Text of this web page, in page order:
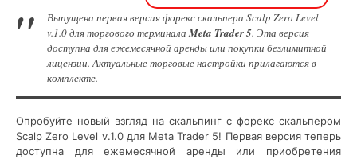
История
обновлений
Igor
Kalinin
8
0
Выпущена первая версия форекс скальпера Scalp Zero Level
v.1.0 для торгового терминала Meta Trader 5. Эта версия
доступна для ежемесячной аренды или покупки безлимитной
лицензии. Актуальные торговые настройки прилагаются в
комплекте.
Опробуйте новый взгляд на скальпинг с форекс скальпером
Scalp Zero Level v.1.0 для Meta Trader 5! Первая версия теперь
доступна для ежемесячной аренды или приобретения